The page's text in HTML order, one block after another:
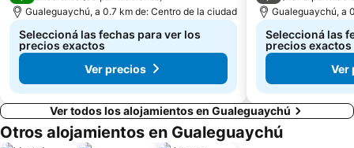
Gualeguaychú, a 0.7 km de: Centro de la ciudad
Seleccioná las fechas para ver los
precios exactos
Ver precios
Gualeguaychú, a
Seleccioná las
precios exactos
Ver
Ver todos los alojamientos en Gualeguaychú
Otros alojamientos en Gualeguaychú